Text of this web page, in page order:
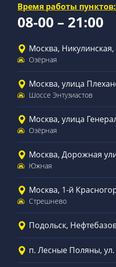
Время работы пунктов:
08-00 – 21:00
Москва, Никулинская,
Озёрная
Москва, улица
Шоссе Энтузиастов
Москва, улица
Озёрная
Москва, Дорожная
Южная
Москва, 1-й
Стрешнево
Подольск,
п. Лесные Поляны,